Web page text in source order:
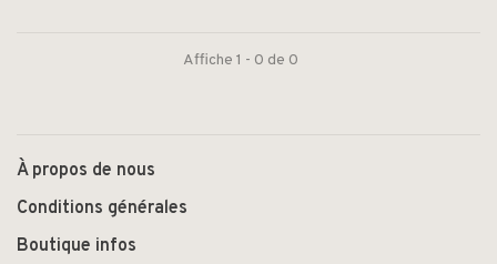
Affiche 1 - 0 de 0
À propos de nous
Conditions générales
Boutique infos